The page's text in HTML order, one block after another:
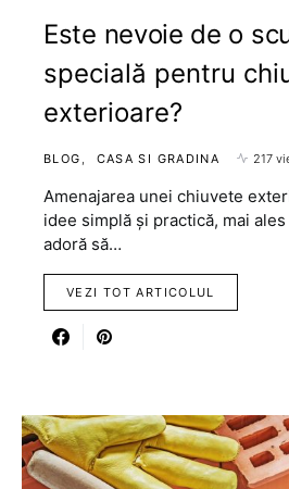
Este nevoie de o
specială pentru
exterioare?
BLOG CASA SI GRADINA 217
Amenajarea unei chiuvete
idee simplă și practică, mai
adoră să…
VEZI TOT ARTICOLUL